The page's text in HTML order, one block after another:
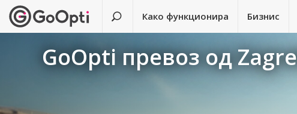
Како функционира Бизнис
GoOpti превоз од